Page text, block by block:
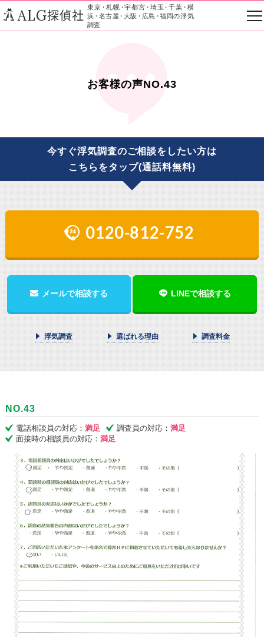
東京・札幌・宇都宮・埼玉・千葉・横
浜・名古屋・大阪 ・広島・福岡の浮気
調査
ALG探偵社
お客様の声NO.43
今すぐ浮気調査のご相談をしたい方は
こちらをタップ(通話料無料)
0120-812-752
メールで相談する LINEで相談する
浮気調査 選ばれる理由 調査料金
NO.43
電話相談員の対応： 満足 調査員の対応： 満足
面接時の相談員の対応： 満足